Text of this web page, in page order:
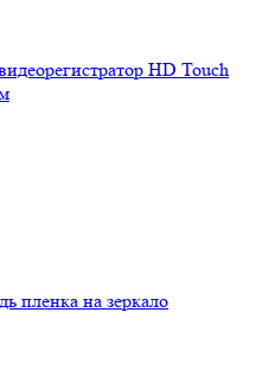
HD Touch
пленка на зеркало